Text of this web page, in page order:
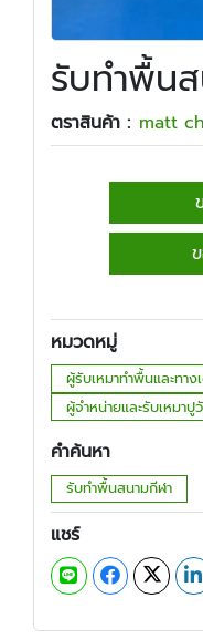
รับทำพื้น
ตราสินค้า : matt
หมวดหมู่
ผู้รับเหมาทำพื้นและทาง
ผู้จำหน่ายและรับเหมา
คำค้นหา
รับทำพื้นสนามกีฬา
แชร์